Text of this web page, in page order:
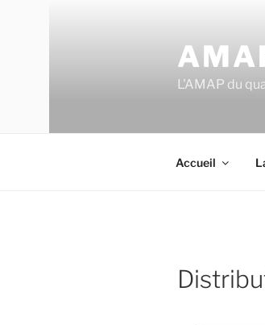
L'AMAP du
Accueil